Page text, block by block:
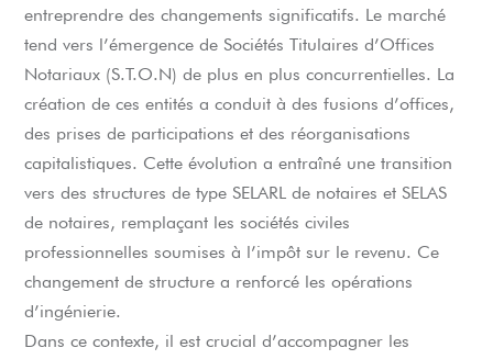
entreprendre des changements significatifs. Le marché
tend vers l’émergence de Sociétés Titulaires d’Offices
Notariaux (S.T.O.N) de plus en plus concurrentielles. La
création de ces entités a conduit à des fusions d’offices,
des prises de participations et des réorganisations
capitalistiques. Cette évolution a entraîné une transition
vers des structures de type SELARL de notaires et SELAS
de notaires, remplaçant les sociétés civiles
professionnelles soumises à l’impôt sur le revenu. Ce
changement de structure a renforcé les opérations
d’ingénierie.
Dans ce contexte, il est crucial d’accompagner les